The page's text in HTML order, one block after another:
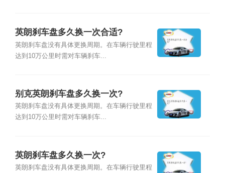
英朗刹车盘多久换一次合适?
英朗刹车盘没有具体更换周期。在车辆行驶里程
达到10万公里时需对车辆刹车...
别克英朗刹车盘多久换一次?
英朗刹车盘没有具体更换周期。在车辆行驶里程
达到10万公里时需对车辆刹车...
英朗刹车盘多久换一次?
英朗刹车盘没有具体更换周期。在车辆行驶里程